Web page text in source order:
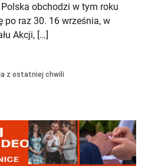
obchodzi w tym roku
raz 30. 16 września, w
Akcji, […]